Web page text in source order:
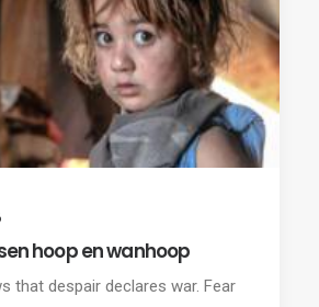
hoop en wanhoop
that despair declares war. Fear